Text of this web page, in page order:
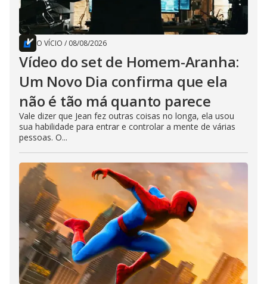
O VÍCIO / 08/08/2026
Vídeo do set de Homem-Aranha:
Um Novo Dia confirma que ela
não é tão má quanto parece
Vale dizer que Jean fez outras coisas no longa, ela usou
sua habilidade para entrar e controlar a mente de várias
pessoas. O...